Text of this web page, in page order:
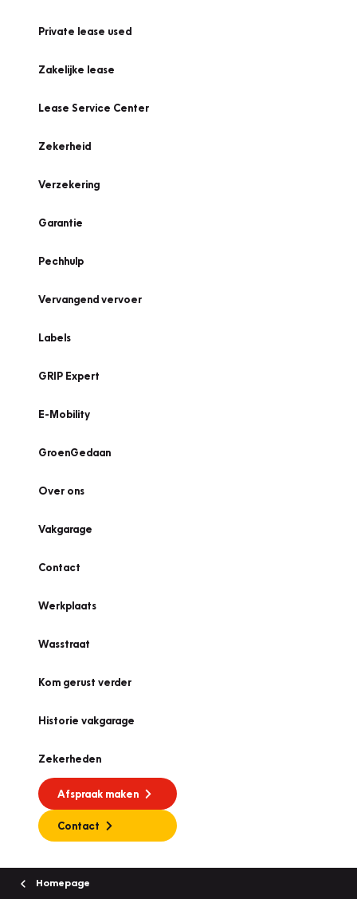
Private lease used
Zakelijke lease
Lease Service Center
Zekerheid
Verzekering
Garantie
Pechhulp
Vervangend vervoer
Labels
GRIP Expert
E-Mobility
GroenGedaan
Over ons
Vakgarage
Contact
Werkplaats
Wasstraat
Kom gerust verder
Historie vakgarage
Zekerheden
Afspraak maken
Contact
Homepage